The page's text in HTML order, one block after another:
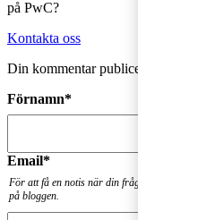
på PwC?
Kontakta oss
Din kommentar publiceras i
Förnamn*
Email*
För att få en notis när din fråga har
på bloggen.